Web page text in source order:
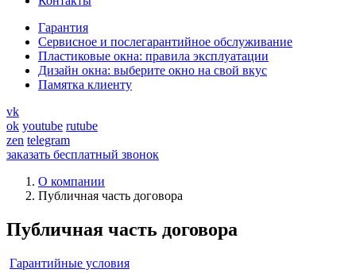
Гарантия
Cервисное и послегарантийное обслуживание
Пластиковые окна: правила эксплуатации
Дизайн окна: выберите окно на свой вкус
Памятка клиенту
vk
ok youtube rutube
zen telegram
заказать бесплатный звонок
О компании
Публичная часть договора
Публичная часть договора
Гарантийные условия